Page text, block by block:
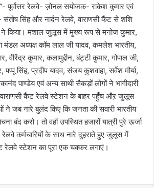
पूर्वोत्तर रेलवे- ज़ोनल सयोजक- राकेश कुमार एवं
सिंह और नार्दन रेलवे, वाराणसी कैंट से शशि
ने किया। मशाल जुलूस में मुख्य रूप से मनोज कुमार,
मंडल अध्यक्ष कॉम लाल जी यादव, कमलेश भारतीय,
वीरेंद्र कुमार, कलामुद्दीन, बंट्टी कुमार, गोपाल जी,
सिंह, प्रदीप यादव, संजय कुशवाहा, सर्वेश मौर्या,
पाण्डेय एवं अन्य साथी सैकड़ों लोगों ने भागीदारी
कैंट रेलवे स्टेशन के बाहर पहुँच औऱ जुलूस
ने जब नारे बुलंद किए कि जनता की सवारी भारतीय
बंद करो। तो वहाँ उपस्थित हजारों यात्री पुरे ऊर्जा
कर्मचारियों के साथ नारे दुहराते हुए जुलूस में
रेलवे स्टेशन का पूरा एक चक्कर लगाएं।